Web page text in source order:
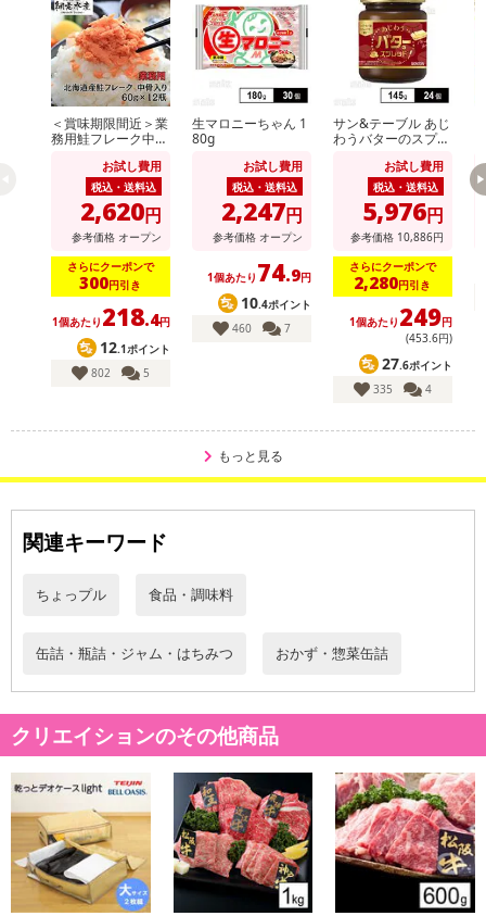
北海道の新鮮なさんまを贅沢に蒲焼に仕上げました。
急な晩御飯の一品にもよし、おつまみにもピッタリの一品です！
■お世話になった方へのギフトに！■
お世話になった方への贈り物に…
蒲焼は幅広い年代層に喜ばれる食べ物です！
また高級感もあるので、ギフトとしてもオススメです！
美味しい北海道産のさんま蒲焼を是非ご賞味下さい！
・原産国（最終加工地）：日本（北海道）
栄養成分表示(100g)当たり
たんぱく質:22.3g
炭水化物:3.0g
（表示値は推定値です）
・注意事項：
●本商品製造工場では、小麦、大豆、かに、いかを含む商品製造し
ております。
●開缶時、切り口で手を切らないようご注意ください。
●開缶後保存する場合は、ガラスなどの容器に移し替えて冷蔵庫に
て保存し、お早めにお召し上がりください。
●温める場合は直火にかけず別の容器に移して加熱してください。
＜賞味期限間近＞業
務用鮭フレーク中骨
お試し費用
税込・送料込
2,620円
参考価格 オープン
さらにクーポンで
300円引き
1個あたり 218.4円
12.1ポイント
802
5
生マロニーちゃん 1
80g
お試し費用
税込・送料込
2,247円
参考価格 オープン
1個あたり 74.9円
10.4ポイント
460
7
サン&テーブル あじ
わうバターのスプレ
お試し費用
税込・送料込
5,976円
参考価格 10,886円
さらにクーポンで
2,280円引き
1個あたり 249円
(453.6円)
27.6ポイント
335
4
もっと見る
関連キーワード
ちょっプル 食品・調味料
缶詰・瓶詰・ジャム・はちみつ おかず・惣菜缶詰
クリエイションのその他商品